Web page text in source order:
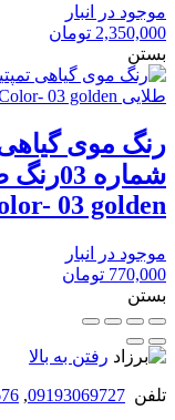
موجود در انبار
2,350,000 تومان
بستن
03 golden
موجود در انبار
770,000 تومان
بستن
رفتن به بالا
تلفن 09193069727
,